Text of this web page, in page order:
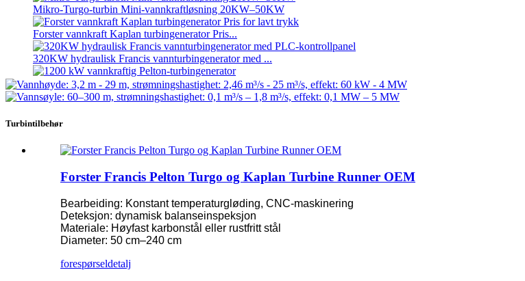
Mikro-Turgo-turbin Mini-vannkraftløsning 20KW–50KW
Forster vannkraft Kaplan turbingenerator Pris...
320KW hydraulisk Francis vannturbingenerator med ...
1200 kW vannkraftig Pelton-turbingenerator
20 fot 250 kWh 582 kWh litiumionbatteri i container...
Liten 10 kW 12 kW 15 kW 20 kW mikrohydrokylmotor med fast blad...
Forster 2×40 kW mikrohydroturbingenerator
Hydraulisk propellturbin 100 kW Kaplan-turbingener...
Turbintilbehør
Forster Francis Pelton Turgo og Kaplan Turbine Runner OEM
Bearbeiding: Konstant temperaturgløding, CNC-maskinering
Deteksjon: dynamisk balanseinspeksjon
Materiale: Høyfast karbonstål eller rustfritt stål
Diameter: 50 cm–240 cm
forespørseldetalj